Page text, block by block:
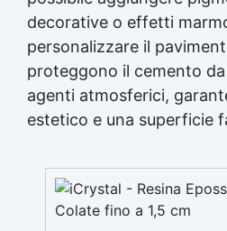
decorative o effetti
personalizzare il
proteggono il cemento
agenti atmosferici,
estetico e una superficie